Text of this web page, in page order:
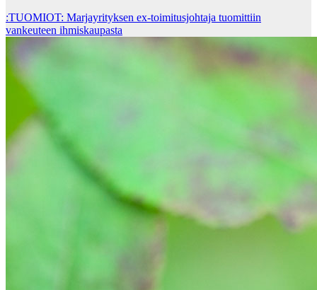
:TUOMIOT: Marjayrityksen ex-toimitusjohtaja tuomittiin
vankeuteen ihmiskaupasta